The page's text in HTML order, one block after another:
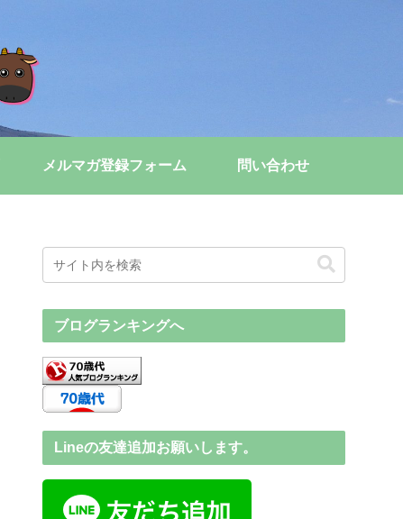
メルマガ登録フォーム 問い合わせ
ブログランキングへ
Lineの友達追加お願いします。